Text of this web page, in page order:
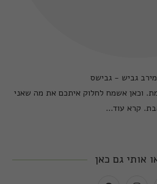
גביש - גבישס
וכאן אשמח לחלוק איתכם את מה שאני
קרא עוד...
אותי גם כאן